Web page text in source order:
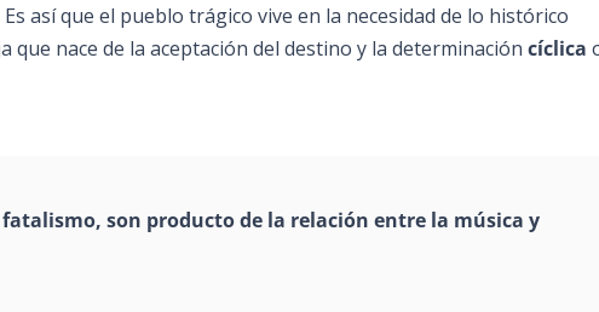
Es así que el pueblo trágico vive en la necesidad de lo histórico
nace de la aceptación del destino y la determinación cíclica
son producto de la relación entre la música y